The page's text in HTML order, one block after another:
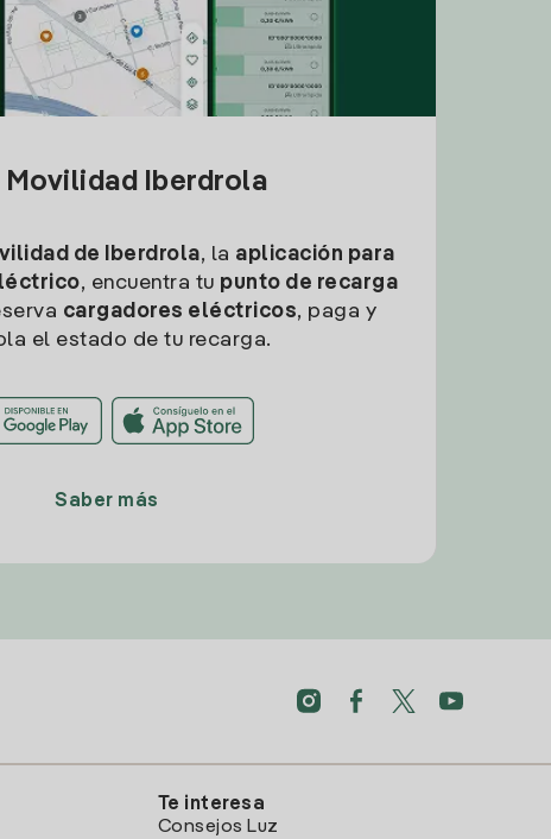
Movilidad Iberdrola
de Iberdrola, la aplicación para
, encuentra tu punto de recarga
cargadores eléctricos, paga y
el estado de tu recarga.
Saber más
Te interesa
Consejos Luz